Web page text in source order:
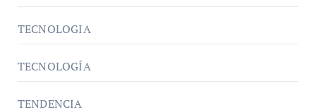
TECNOLOGIA
TECNOLOGÍA
TENDENCIA